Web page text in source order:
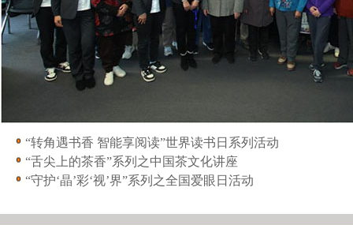
“转角遇书香 智能享阅读”世界读书日系列活动
“舌尖上的茶香”系列之中国茶文化讲座
“守护‘晶’彩‘视’界”系列之全国爱眼日活动